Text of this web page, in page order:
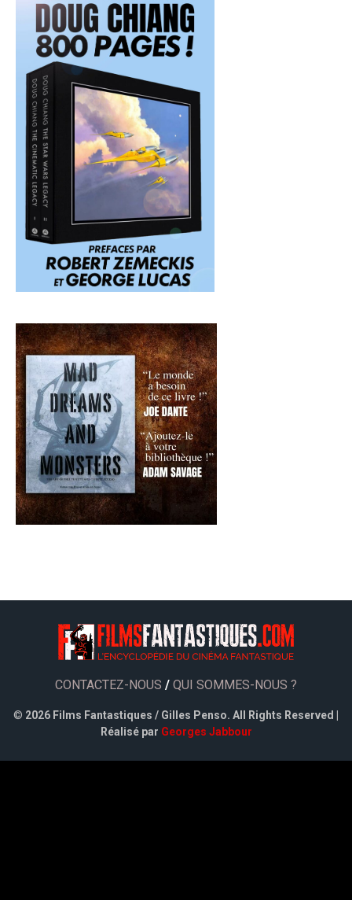
CONTACTEZ-NOUS / QUI SOMMES-NOUS ?
© 2026 Films Fantastiques / Gilles Penso. All Rights Reserved |
Réalisé par Georges Jabbour